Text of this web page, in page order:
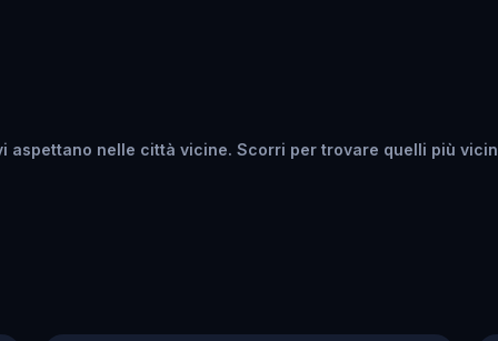
aspettano nelle città vicine. Scorri per trovare quelli più